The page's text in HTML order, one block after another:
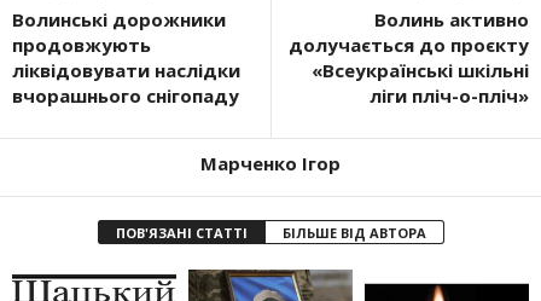
Волинські дорожники
продовжують
ліквідовувати наслідки
вчорашнього снігопаду
Волинь активно
долучається до проєкту
«Всеукраїнські шкільні
ліги пліч-о-пліч»
Марченко Ігор
ПОВ'ЯЗАНІ СТАТТІ БІЛЬШЕ ВІД АВТОРА